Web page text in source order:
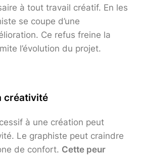
à tout travail créatif. En les
se coupe d’une
Ce refus freine la
l’évolution du projet.
créativité
à une création peut
Le graphiste peut craindre
de confort. Cette peur